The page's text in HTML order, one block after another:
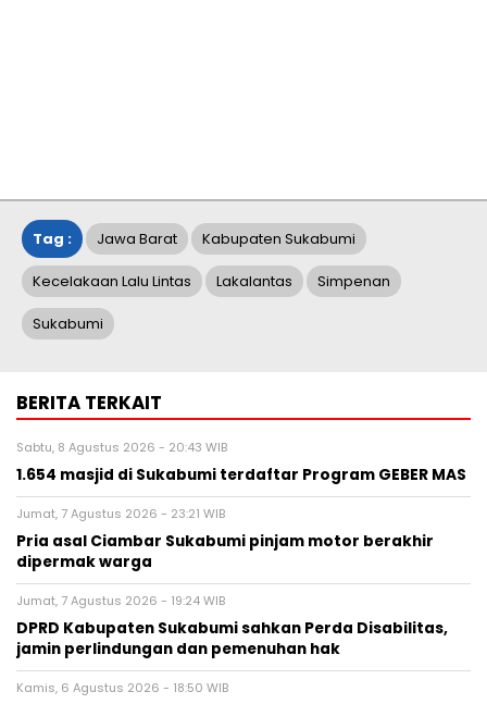
Tag : Jawa Barat Kabupaten Sukabumi
Kecelakaan Lalu Lintas Lakalantas Simpenan
Sukabumi
BERITA TERKAIT
Sabtu, 8 Agustus 2026 - 20:43 WIB
1.654 masjid di Sukabumi terdaftar Program GEBER MAS
Jumat, 7 Agustus 2026 - 23:21 WIB
Pria asal Ciambar Sukabumi pinjam motor berakhir
dipermak warga
Jumat, 7 Agustus 2026 - 19:24 WIB
DPRD Kabupaten Sukabumi sahkan Perda Disabilitas,
jamin perlindungan dan pemenuhan hak
Kamis, 6 Agustus 2026 - 18:50 WIB